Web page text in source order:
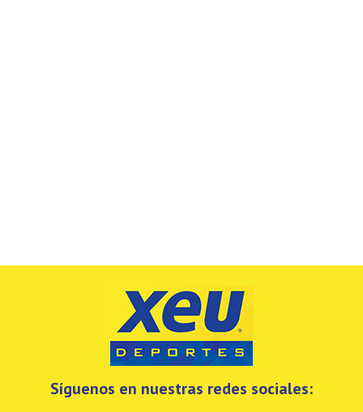
Síguenos en nuestras redes sociales: